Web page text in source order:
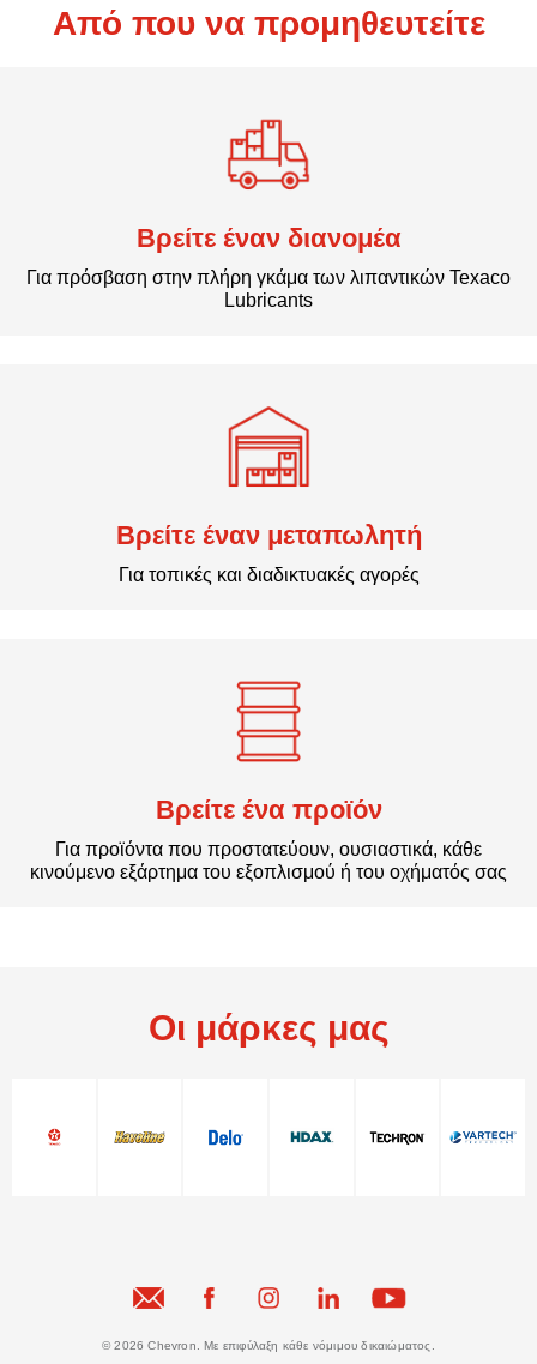
Από που να προμηθευτείτε
Βρείτε έναν διανομέα
Για πρόσβαση στην πλήρη γκάμα των λιπαντικών Texaco
Lubricants
Βρείτε έναν μεταπωλητή
Για τοπικές και διαδικτυακές αγορές
Βρείτε ένα προϊόν
Για προϊόντα που προστατεύουν, ουσιαστικά, κάθε
κινούμενο εξάρτημα του εξοπλισμού ή του οχήματός σας
Οι μάρκες μας
© 2026 Chevron. Με επιφύλαξη κάθε νόμιμου δικαιώματος.